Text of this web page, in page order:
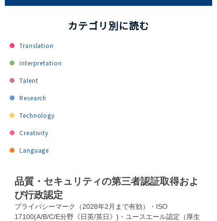
カテゴリ別に読む
Translation
Interpretation
Talent
Research
Technology
Creativity
Language
品質・セキュリティの第三者認証取得およ
び行政認定
プライバシーマーク（2028年2月まで有効）・ISO
17100(A/B/C/E分野《日英/英日》)・ユースエール認定（厚生